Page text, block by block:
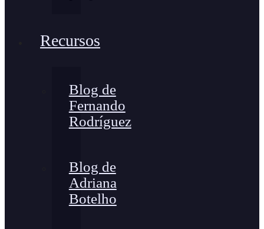
Recursos
Blog de
Fernando
Rodríguez
Blog de
Adriana
Botelho